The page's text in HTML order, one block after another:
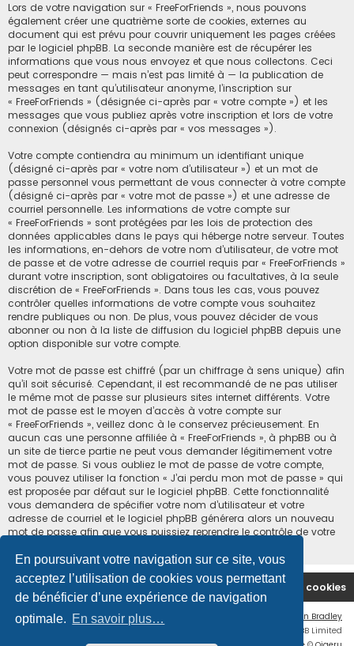
En poursuivant votre navigation sur ce site, vous
acceptez l’utilisation de cookies vous permettant
de bénéficier d’une expérience de navigation
optimale. En savoir plus…
Lors de votre navigation sur « FreeForFriends », nous pouvons
également créer une quatrième sorte de cookies, externes au
document qui est prévu pour couvrir uniquement les pages créées
par le logiciel phpBB. La seconde manière est de récupérer les
informations que vous nous envoyez et que nous collectons. Ceci
peut correspondre — mais n’est pas limité à — la publication de
messages en tant qu’utilisateur anonyme, l’inscription sur
« FreeForFriends » (désignée ci-après par « votre compte ») et les
messages que vous publiez après votre inscription et lors de votre
connexion (désignés ci-après par « vos messages »).
Votre compte contiendra au minimum un identifiant unique
(désigné ci-après par « votre nom d’utilisateur ») et un mot de
passe personnel vous permettant de vous connecter à votre compte
(désigné ci-après par « votre mot de passe ») et une adresse de
courriel personnelle. Les informations de votre compte sur
« FreeForFriends » sont protégées par les lois de protection des
données applicables dans le pays qui héberge notre serveur. Toutes
les informations, en-dehors de votre nom d’utilisateur, de votre mot
de passe et de votre adresse de courriel requis par « FreeForFriends »
durant votre inscription, sont obligatoires ou facultatives, à la seule
discrétion de « FreeForFriends ». Dans tous les cas, vous pouvez
contrôler quelles informations de votre compte vous souhaitez
rendre publiques ou non. De plus, vous pouvez décider de vous
abonner ou non à la liste de diffusion du logiciel phpBB depuis une
option disponible sur votre compte.
Votre mot de passe est chiffré (par un chiffrage à sens unique) afin
qu’il soit sécurisé. Cependant, il est recommandé de ne pas utiliser
le même mot de passe sur plusieurs sites internet différents. Votre
mot de passe est le moyen d’accès à votre compte sur
« FreeForFriends », veillez donc à le conservez précieusement. En
aucun cas une personne affiliée à « FreeForFriends », à phpBB ou à
un site de tierce partie ne peut vous demander légitimement votre
mot de passe. Si vous oubliez le mot de passe de votre compte,
vous pouvez utiliser la fonction « J’ai perdu mon mot de passe » qui
est proposée par défaut sur le logiciel phpBB. Cette fonctionnalité
vous demandera de spécifier votre nom d’utilisateur et votre
adresse de courriel et le logiciel phpBB générera alors un nouveau
mot de passe afin que vous puissiez reprendre le contrôle de votre
Accueil du forum Supprimer les cookies
Ian Bradley
® Forum Software © phpBB Limited